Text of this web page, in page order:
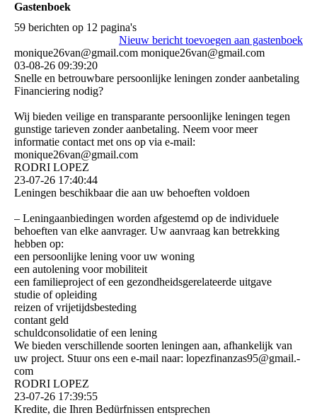
Gastenboek
59 berichten op 12 pagina's
Nieuw bericht toevoegen aan gastenboek
monique26van@gmail.com monique26van@gmail.com
03-08-26 09:39:20
Snelle en betrouwbare persoonlijke leningen zonder aanbetaling
Financiering nodig?
Wij bieden veilige en transparante persoonlijke leningen tegen
gunstige tarieven zonder aanbetaling. Neem voor meer
informatie contact met ons op via e-mail:
monique26van@gmail.com
RODRI LOPEZ
23-07-26 17:40:44
Leningen beschikbaar die aan uw behoeften voldoen
– Leningaanbiedingen worden afgestemd op de individuele
behoeften van elke aanvrager. Uw aanvraag kan betrekking
hebben op:
een persoonlijke lening voor uw woning
een autolening voor mobiliteit
een familieproject of een gezondheidsgerelateerde uitgave
studie of opleiding
reizen of vrijetijdsbesteding
contant geld
schuldconsolidatie of een lening
We bieden verschillende soorten leningen aan, afhankelijk van
uw project. Stuur ons een e-mail naar: lopezfinanzas95@­gmail.­
com
RODRI LOPEZ
23-07-26 17:39:55
Kredite, die Ihren Bedürfnissen entsprechen